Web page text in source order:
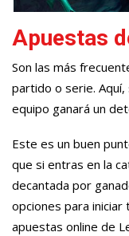
Apuestas
Son las más
partido o serie.
equipo ganará un
Este es un buen
que si entras en la
decantada por
opciones para iniciar
apuestas online de